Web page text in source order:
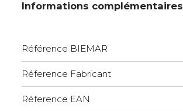
Informations complémentaires
Référence BIEMAR
Réference Fabricant
Réference EAN